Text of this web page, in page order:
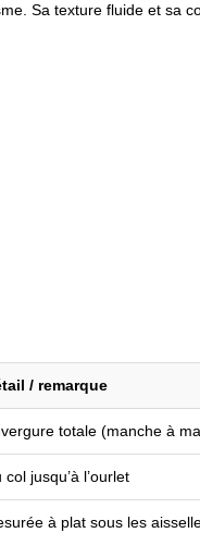
Sa texture fluide et sa
/ remarque
totale (manche à
col jusqu’à l’ourlet
à plat sous les